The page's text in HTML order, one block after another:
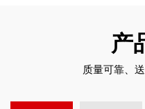
产
质量可靠、